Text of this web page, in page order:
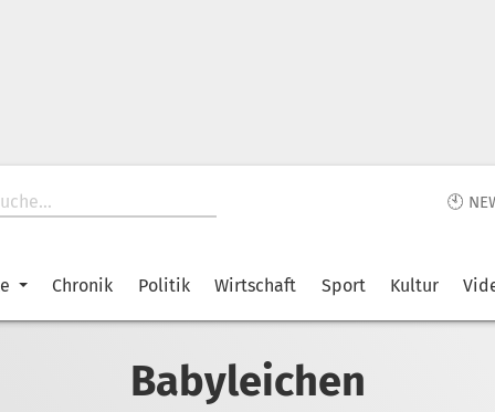
🕙
Chronik Politik Wirtschaft Sport Kultur
Babyleichen